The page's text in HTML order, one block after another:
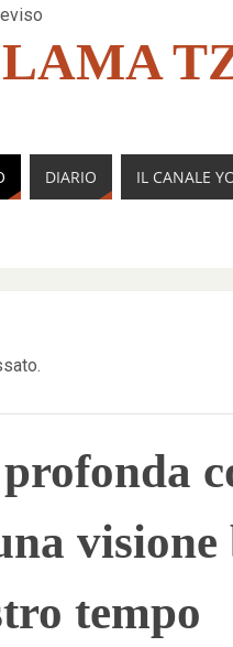
DIARIO IL CANALE
visione
tempo